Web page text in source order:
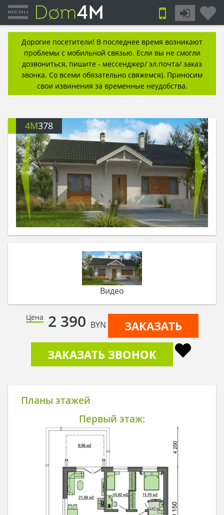
Дорогие посетители! В последнее время возникают
проблемы с мобильной связью. Если вы не смогли
дозвониться, пишите - мессенджер/ эл.почта/ заказ
звонка. Со всеми обязательно свяжемся). Приносим
свои извинения за временные неудобства.
4M378
Видео
Цена 2 390 BYN
ЗАКАЗАТЬ
ЗАКАЗАТЬ ЗВОНОК
Планы этажей
Первый этаж: